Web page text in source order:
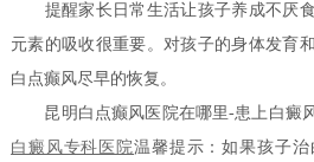
提醒家长日常生活让孩子养成不厌食
元素的吸收很重要。对孩子的身体发育
白点癫风尽早的恢复。
昆明白点癫风医院在哪里-患上白癜
白癜风专科医院温馨提示：如果孩子